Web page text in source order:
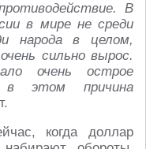
В
в мире не среди
народа в целом,
сильно вырос.
очень острое
в этом причина
когда доллар